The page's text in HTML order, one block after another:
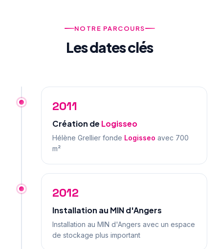
NOTRE PARCOURS
Les dates clés
2011
Création de Logisseo
Hélène Grellier fonde Logisseo avec 700
m²
2012
Installation au MIN d'Angers
Installation au MIN d'Angers avec un espace
de stockage plus important